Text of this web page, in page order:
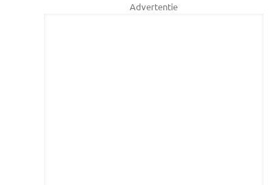
Advertentie